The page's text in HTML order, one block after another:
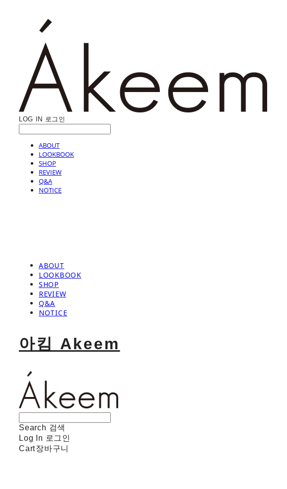
LOG IN 로그인
ABOUT
LOOKBOOK
SHOP
REVIEW
Q&A
NOTICE
ABOUT
LOOKBOOK
SHOP
REVIEW
Q&A
NOTICE
아킴 Akeem
Search 검색
Log In 로그인
Cart장바구니